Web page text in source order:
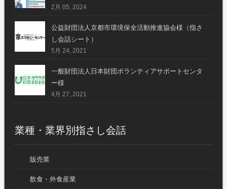
2月 05, 2024
公益財団法人京都市環境保全活動推進協会様（指さ
し会話シート）
5月 24, 2021
一般財団法人日本財団ボランティアサポートセンタ
ー様
4月 27, 2021
業種・業界別指さし会話
販売業
飲食・外食産業